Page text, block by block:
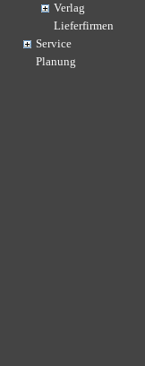
Verlag
Lieferfirmen
Service
Planung